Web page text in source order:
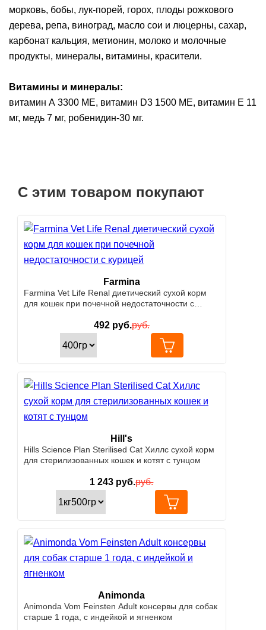
морковь, бобы, лук-порей, горох, плоды рожкового
дерева, репа, виноград, масло сои и люцерны, сахар,
карбонат кальция, метионин, молоко и молочные
продукты, минералы, витамины, красители.
Витамины и минералы:
витамин А 3300 МЕ, витамин D3 1500 МЕ, витамин Е 11
мг, медь 7 мг, робенидин-30 мг.
С этим товаром покупают
Farmina
Farmina Vet Life Renal диетический сухой корм
для кошек при почечной недостаточности с
492руб.руб.
Hill's
Hills Science Plan Sterilised Cat Хиллс сухой корм
для стерилизованных кошек и котят с тунцом
1 243 руб.руб.
Animonda
Animonda Vom Feinsten Adult консервы для собак
старше 1 года, с индейкой и ягненком